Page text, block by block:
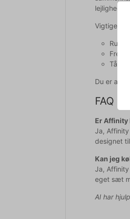
lejligheder.
Vigtige
Tåler
Du er altid
FAQ
Er Affinity
Ja,
designet
Kan jeg
Ja,
eget sæt
AI har